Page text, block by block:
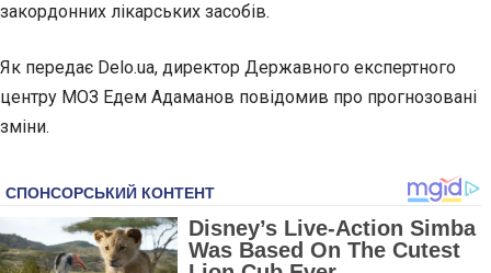
закордонних лікарських засобів.
Як передає Delo.ua, директор Державного експертного
центру МОЗ Едем Адаманов повідомив про прогнозовані
зміни.